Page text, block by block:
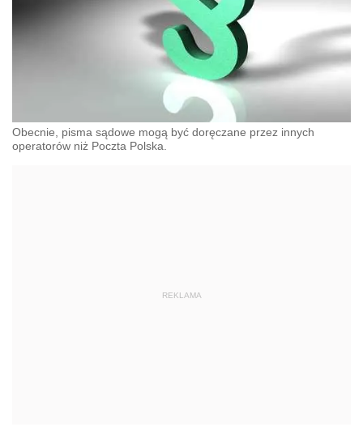
Obecnie, pisma sądowe mogą być doręczane przez innych
operatorów niż Poczta Polska.